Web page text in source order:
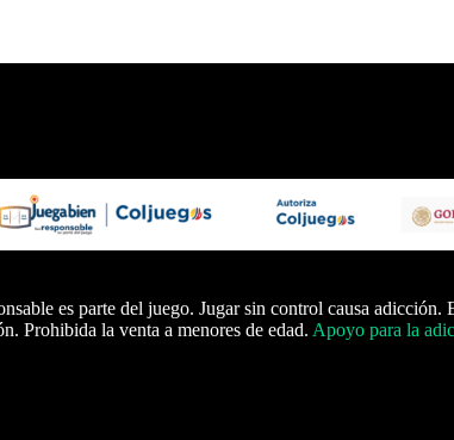
es parte del juego. Jugar sin control causa adicción.
Prohibida la venta a menores de edad. Apoyo para la